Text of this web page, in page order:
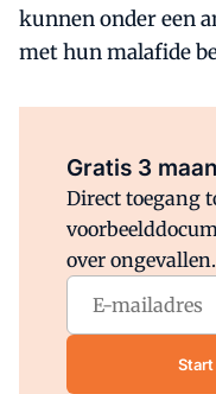
kunnen onder een
met hun malafide
Gratis 3
Direct toegang
over ongevallen.